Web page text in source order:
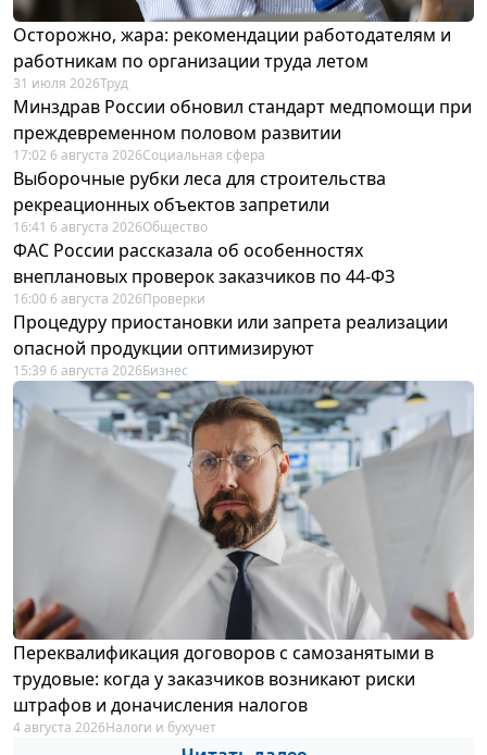
Осторожно, жара: рекомендации работодателям и
работникам по организации труда летом
31 июля 2026Труд
Минздрав России обновил стандарт медпомощи при
преждевременном половом развитии
17:02 6 августа 2026Социальная сфера
Выборочные рубки леса для строительства
рекреационных объектов запретили
16:41 6 августа 2026Общество
ФАС России рассказала об особенностях
внеплановых проверок заказчиков по 44-ФЗ
16:00 6 августа 2026Проверки
Процедуру приостановки или запрета реализации
опасной продукции оптимизируют
15:39 6 августа 2026Бизнес
Переквалификация договоров с самозанятыми в
трудовые: когда у заказчиков возникают риски
штрафов и доначисления налогов
4 августа 2026Налоги и бухучет